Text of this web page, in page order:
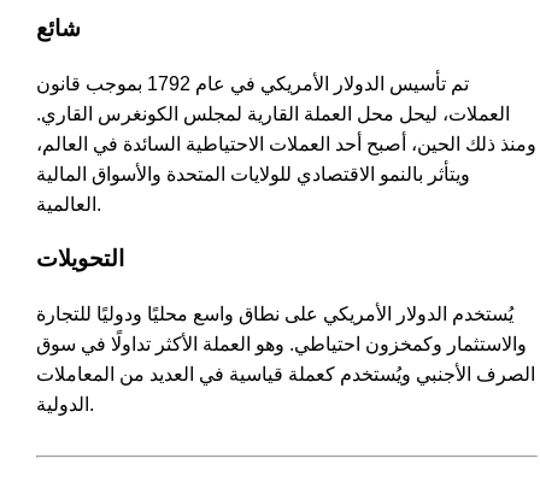
شائع
تم تأسيس الدولار الأمريكي في عام 1792 بموجب قانون
العملات، ليحل محل العملة القارية لمجلس الكونغرس القاري.
ومنذ ذلك الحين، أصبح أحد العملات الاحتياطية السائدة في العالم،
ويتأثر بالنمو الاقتصادي للولايات المتحدة والأسواق المالية
العالمية.
التحويلات
يُستخدم الدولار الأمريكي على نطاق واسع محليًا ودوليًا للتجارة
والاستثمار وكمخزون احتياطي. وهو العملة الأكثر تداولًا في سوق
الصرف الأجنبي ويُستخدم كعملة قياسية في العديد من المعاملات
الدولية.